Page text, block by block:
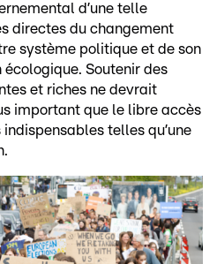
d’une telle
directes du changement
système politique et de son
Soutenir des
et riches ne devrait
important que le libre accès
telles qu’une